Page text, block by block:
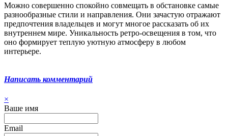
Можно совершенно спокойно совмещать в обстановке самые
разнообразные стили и направления. Они зачастую отражают
предпочтения владельцев и могут многое рассказать об их
внутреннем мире. Уникальность ретро-освещения в том, что
оно формирует теплую уютную атмосферу в любом
интерьере.
Написать комментарий
×
Ваше имя
Email